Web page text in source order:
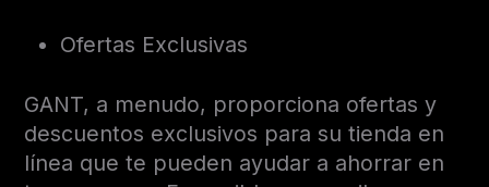
Ofertas Exclusivas
GANT, a menudo, proporciona ofertas y
descuentos exclusivos para su tienda en
línea que te pueden ayudar a ahorrar en